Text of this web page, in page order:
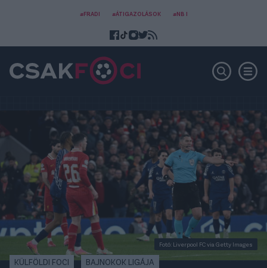
#FRADI #ÁTIGAZOLÁSOK #NB I
Fotó: Liverpool FC via Getty Images
KÜLFÖLDI FOCI BAJNOKOK LIGÁJA